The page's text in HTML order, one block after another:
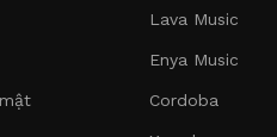
Lava Music
Enya Music
Cordoba